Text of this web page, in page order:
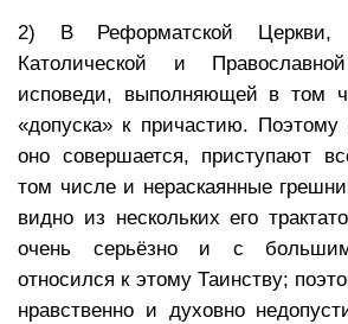
2) В Реформатской
Католической и
исповеди, выполняющей в том
«допуска» к причастию. Поэтому
оно совершается, приступают
том числе и нераскаянные
видно из нескольких его
очень серьёзно и с большим
относился к этому Таинству;
нравственно и духовно